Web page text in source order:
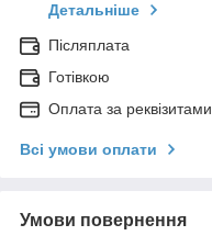
Детальніше
Післяплата
Готівкою
Оплата за реквізитами
Всі умови оплати
Умови повернення